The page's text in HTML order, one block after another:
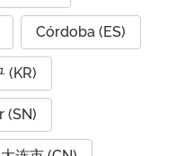
Córdoba (ES)
(KR)
(SN)